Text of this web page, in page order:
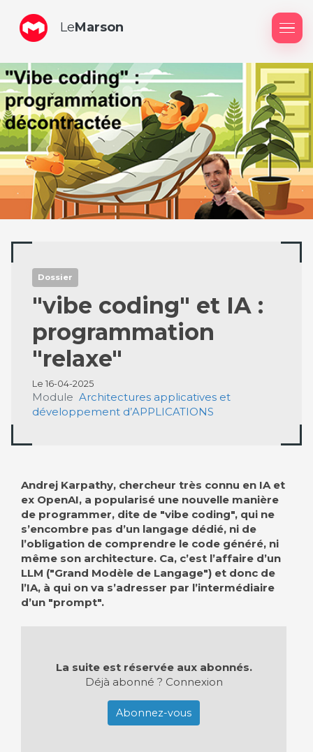
LeMarson
Dossier
"vibe coding" et IA :
programmation
"relaxe"
Le 16-04-2025
Module Architectures applicatives et
développement d’APPLICATIONS
Andrej Karpathy, chercheur très connu en IA et
ex OpenAI, a popularisé une nouvelle manière
de programmer, dite de "vibe coding", qui ne
s’encombre pas d’un langage dédié, ni de
l’obligation de comprendre le code généré, ni
même son architecture. Ca, c’est l’affaire d’un
LLM ("Grand Modèle de Langage") et donc de
l’IA, à qui on va s’adresser par l’intermédiaire
d’un "prompt".
La suite est réservée aux abonnés.
Déjà abonné ? Connexion
Abonnez-vous